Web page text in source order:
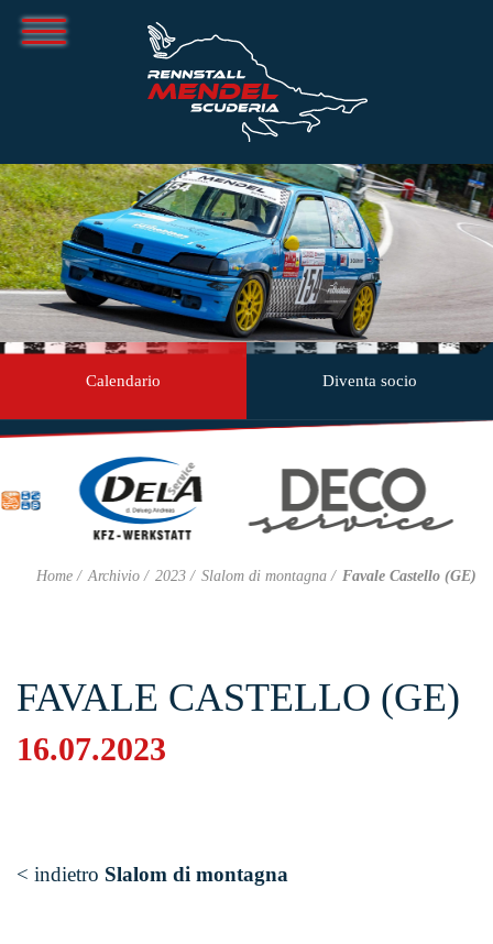
Calendario Diventa socio
Home Archivio 2023 Slalom di montagna Favale Castello (GE)
FAVALE CASTELLO (GE)
16.07.2023
< indietro Slalom di montagna